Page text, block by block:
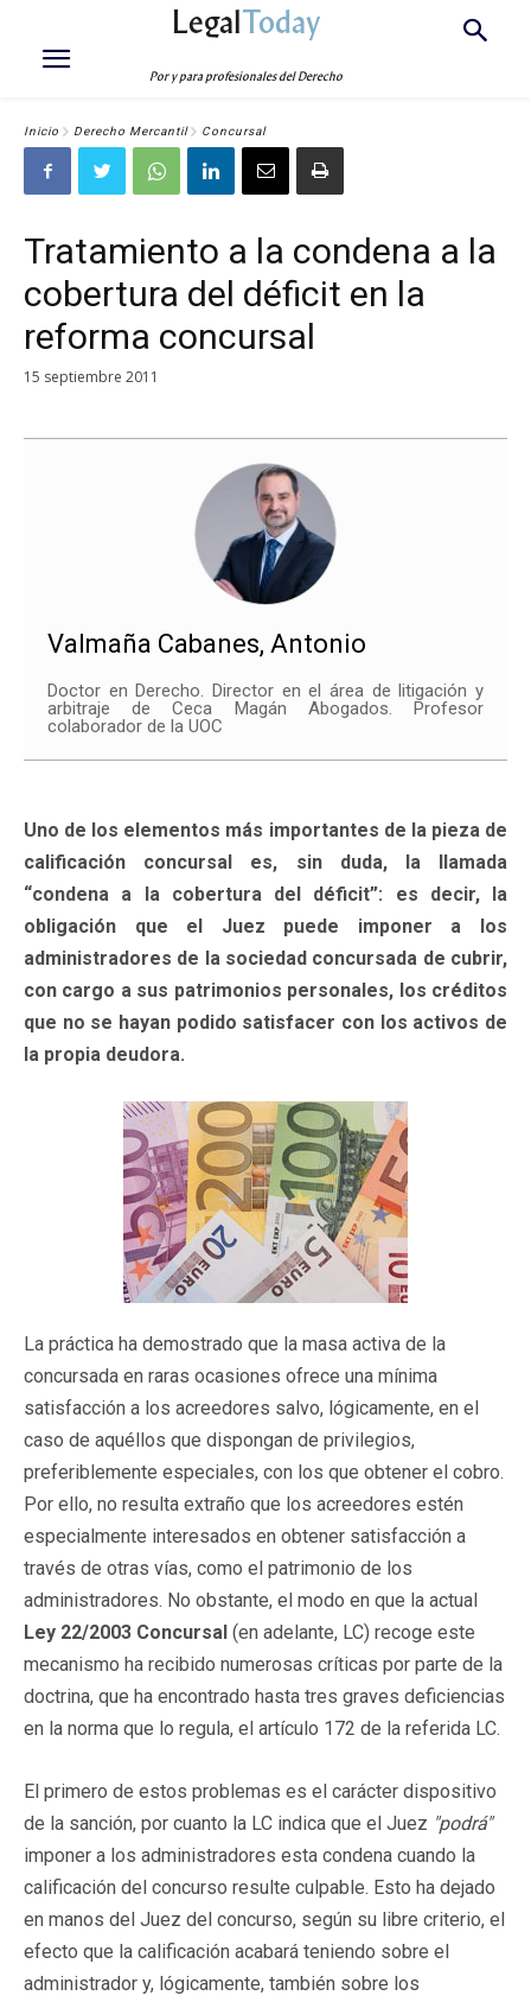
LegalToday
Por y para profesionales del Derecho
Inicio Derecho Mercantil Concursal
Tratamiento a la condena a la
cobertura del déficit en la
reforma concursal
15 septiembre 2011
Valmaña Cabanes, Antonio
Doctor en Derecho. Director en el área de litigación y
arbitraje de Ceca Magán Abogados. Profesor
colaborador de la UOC
Uno de los elementos más importantes de la pieza de
calificación concursal es, sin duda, la llamada
“condena a la cobertura del déficit”: es decir, la
obligación que el Juez puede imponer a los
administradores de la sociedad concursada de cubrir,
con cargo a sus patrimonios personales, los créditos
que no se hayan podido satisfacer con los activos de
la propia deudora.
La práctica ha demostrado que la masa activa de la
concursada en raras ocasiones ofrece una mínima
satisfacción a los acreedores salvo, lógicamente, en el
caso de aquéllos que dispongan de privilegios,
preferiblemente especiales, con los que obtener el cobro.
Por ello, no resulta extraño que los acreedores estén
especialmente interesados en obtener satisfacción a
través de otras vías, como el patrimonio de los
administradores. No obstante, el modo en que la actual
Ley 22/2003 Concursal (en adelante, LC) recoge este
mecanismo ha recibido numerosas críticas por parte de la
doctrina, que ha encontrado hasta tres graves deficiencias
en la norma que lo regula, el artículo 172 de la referida LC.
El primero de estos problemas es el carácter dispositivo
de la sanción, por cuanto la LC indica que el Juez "podrá"
imponer a los administradores esta condena cuando la
calificación del concurso resulte culpable. Esto ha dejado
en manos del Juez del concurso, según su libre criterio, el
efecto que la calificación acabará teniendo sobre el
administrador y, lógicamente, también sobre los